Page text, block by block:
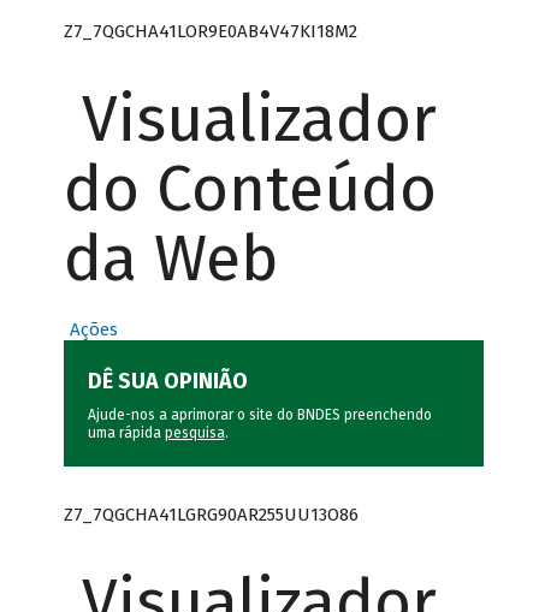
Z7_7QGCHA41LOR9E0AB4V47KI18M2
Visualizador
do Conteúdo
da Web
Ações
DÊ SUA OPINIÃO
Ajude-nos a aprimorar o site do BNDES preenchendo
uma rápida pesquisa.
Z7_7QGCHA41LGRG90AR255UU13O86